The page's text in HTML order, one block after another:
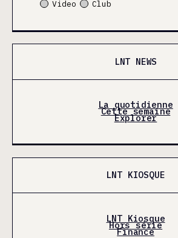
Video
Club
LNT NEWS
La quotidienne
Cette semaine
Explorer
LNT KIOSQUE
LNT Kiosque
Hors série
Finance